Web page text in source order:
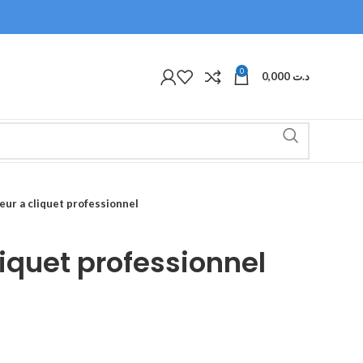
0 د.ت
a cliquet professionnel
professionnel